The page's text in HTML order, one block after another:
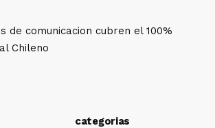
de comunicacion cubren el 100%
Chileno
categorias